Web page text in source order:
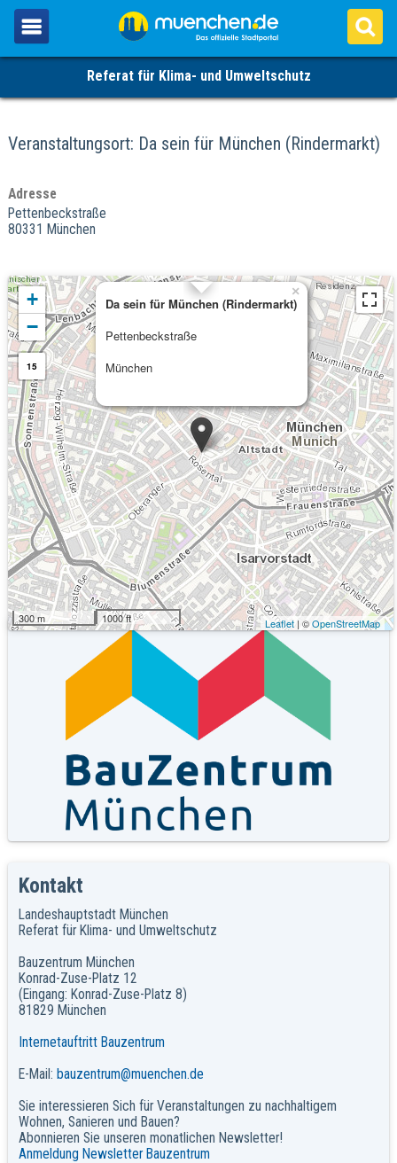
Referat für Klima- und Umweltschutz
Veranstaltungsort: Da sein für München (Rindermarkt)
Adresse
Pettenbeckstraße
80331 München
Da sein für München (Rindermarkt)
Pettenbeckstraße
München
×
+
−
15
300 m 1000 ft Leaflet| ©OpenStreetMap
Kommende Veranstaltungen
Keine Veranstaltungen an diesem Ort
Kontakt
Landeshauptstadt München
Referat für Klima- und Umweltschutz
Bauzentrum München
Konrad-Zuse-Platz 12
(Eingang: Konrad-Zuse-Platz 8)
81829 München
Internetauftritt Bauzentrum
E-Mail: bauzentrum@muenchen.de
Sie interessieren Sich für Veranstaltungen zu nachhaltigem
Wohnen, Sanieren und Bauen?
Abonnieren Sie unseren monatlichen Newsletter!
Anmeldung Newsletter Bauzentrum